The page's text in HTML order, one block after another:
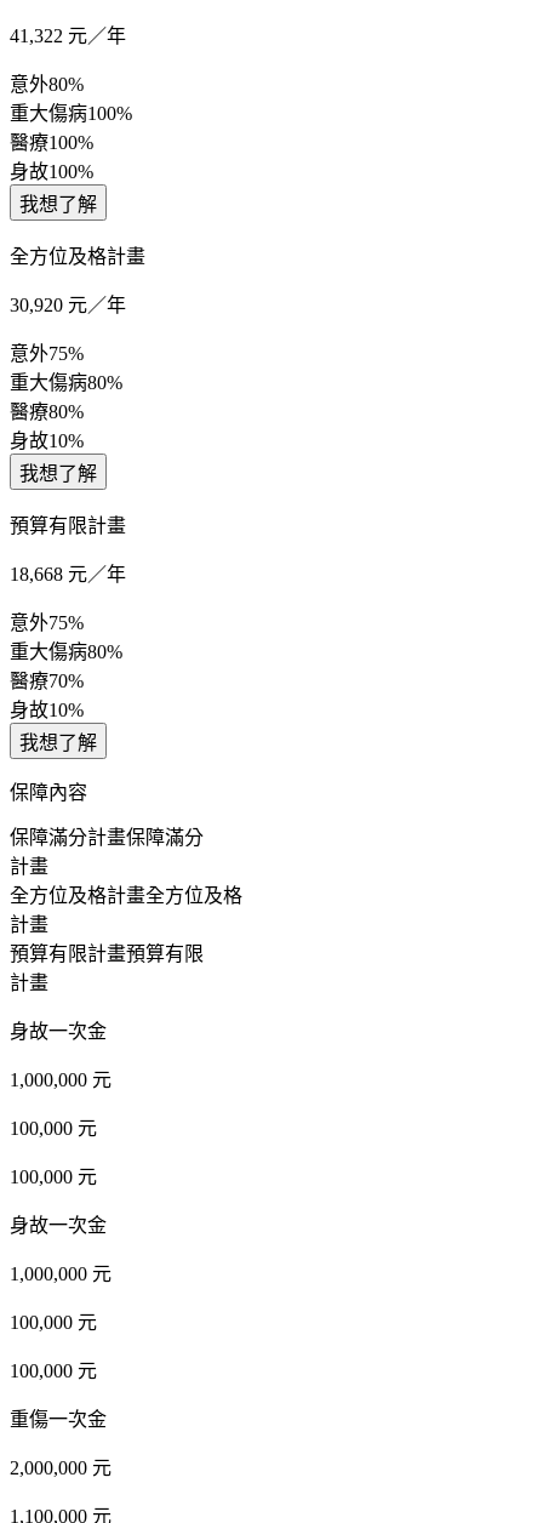
41,322 元／年
意外80%
重大傷病100%
醫療100%
身故100%
我想了解
全方位及格計畫
30,920 元／年
意外75%
重大傷病80%
醫療80%
身故10%
我想了解
預算有限計畫
18,668 元／年
意外75%
重大傷病80%
醫療70%
身故10%
我想了解
保障內容
保障滿分計畫保障滿分
計畫
全方位及格計畫全方位及格
計畫
預算有限計畫預算有限
計畫
身故一次金
1,000,000 元
100,000 元
100,000 元
身故一次金
1,000,000 元
100,000 元
100,000 元
重傷一次金
2,000,000 元
1,100,000 元